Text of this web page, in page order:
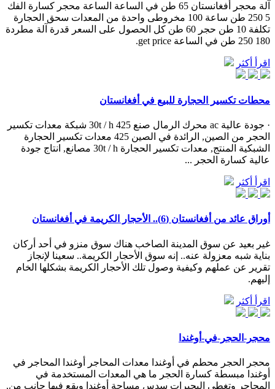
آلة محجر أفغانستان 65 طن في الساعة الساعة محجر كسارة الفك
5 250 طن ساعة 100 مخروطی واحدة من المعدات سحق الحجارة
تكلفة 10 طن حجر 60 طن كل الحصول على السعر قدرة آلة مطردة
180 250 طن في الساعة get price.
اقرأ أكثر
محطات تكسير الحجارة للبيع في أفغانستان
· جودة عالية ac محرك الرمال صنع 30t / h 425 شبكة معدات تكسير
الحجر من الصين, الرائدة في الصين 425 معدات تكسير الحجارة
الشبكية المنتج, معدات تكسير الحجارة 30t / h مصانع, انتاج جودة
عالية كسارة الحجر ...
اقرأ أكثر
أوراق عائد من أفغانستان (6).. الأحجار الكريمة في أفغانستان
غير بعيد عن سوق المدينة الصاخب هناك سوق منزو في أحد أركان
بناية شبه معزولة عنه.. إنه سوق الأحجار الكريمة.. سعينا لإنجاز
تقرير عن عملهم وكيفية وصول تلك الأحجار الكريمة بشكلها الخام
إليهم.
اقرأ أكثر
محجر-الحجر-في-أوغندا
محجر الحجر محطم في أوغندا معدات المحاجر أوغندا المحاجر في
أوغندا مبسطة كسارة الحجر ما هي المعدات المستخدمة في
المحاجر وتغطي البحيرات سدس مساحة أوغندا ويقع فيها جانب من,